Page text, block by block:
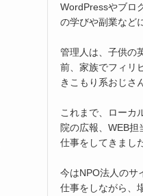
WordPressやブロ
の学びや副業など
管理人は、子供の
前、家族でフィリ
きこもり系おじさ
これまで、ローカ
院の広報、WEB担
仕事をしてきまし
今はNPO法人のサ
仕事をしながら、